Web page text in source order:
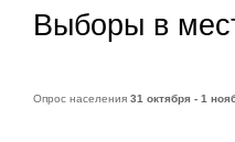
Выборы в
Опрос населения 31 октября - 1